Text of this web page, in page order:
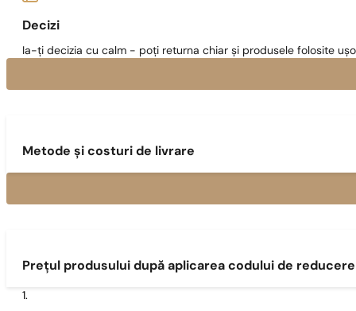
Decizi
Ia-ți decizia cu calm - poți returna chiar și produsele folosite
Metode și costuri de livrare
Prețul produsului după aplicarea codului de reducere